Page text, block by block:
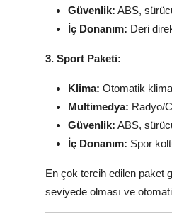
Güvenlik: ABS,
İç Donanım: Deri
3. Sport Paketi:
Klima: Otomatik klima
Multimedya: Radyo/
Güvenlik: ABS,
İç Donanım: Spor
En çok tercih edilen paket
seviyede olması ve